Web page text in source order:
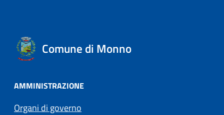
Comune di Monno
AMMINISTRAZIONE
Organi di governo